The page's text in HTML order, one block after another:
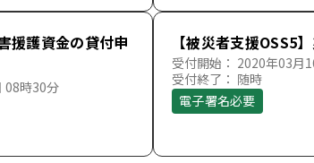
援護資金の貸付申
08時30分
【被災者支援OSS5
受付開始： 2020年03月
受付終了： 随時
電子署名必要